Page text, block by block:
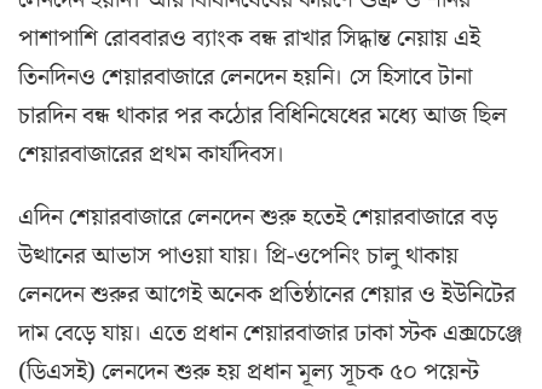
পাশাপাশি রোববারও ব্যাংক বন্ধ রাখার সিদ্ধান্ত নেয়ায় এই
তিনদিনও শেয়ারবাজারে লেনদেন হয়নি। সে হিসাবে টানা
চারদিন বন্ধ থাকার পর কঠোর বিধিনিষেধের মধ্যে আজ ছিল
শেয়ারবাজারের প্রথম কার্যদিবস।
এদিন শেয়ারবাজারে লেনদেন শুরু হতেই শেয়ারবাজারে বড়
উত্থানের আভাস পাওয়া যায়। প্রি-ওপেনিং চালু থাকায়
লেনদেন শুরুর আগেই অনেক প্রতিষ্ঠানের শেয়ার ও ইউনিটের
দাম বেড়ে যায়। এতে প্রধান শেয়ারবাজার ঢাকা স্টক এক্সচেঞ্জে
(ডিএসই) লেনদেন শুরু হয় প্রধান মূল্য সূচক ৫০ পয়েন্ট